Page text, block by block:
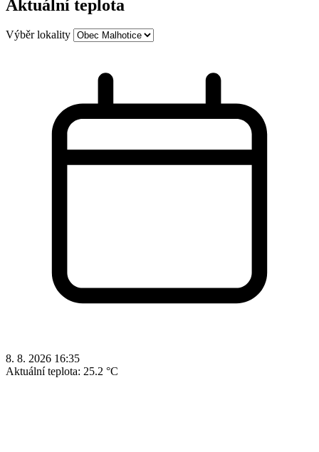
Aktuální teplota
Výběr lokality
8. 8. 2026 16:35
Aktuální teplota: 25.2 °C